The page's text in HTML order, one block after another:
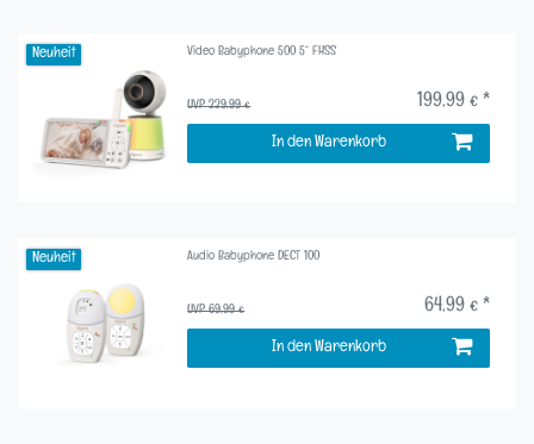
Neuheit Video Babyphone 500 5“ FHSS
UVP 229,99 € 199,99 € *
In den Warenkorb
Neuheit Audio Babyphone DECT 100
UVP 69,99 € 64,99 € *
In den Warenkorb